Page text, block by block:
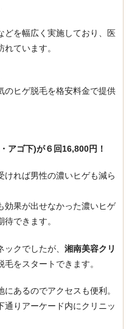
どを幅広く実施しており、医
ています。
のヒゲ脱毛を格安料金で提供
アゴ下)が６回16,800円！
ければ男性の濃いヒゲも減ら
効果が出せなかった濃いヒゲ
できます。
クでしたが、 湘南美容クリ
をスタートできます。
あるのでアクセスも便利。
通りアーケード内にクリニッ